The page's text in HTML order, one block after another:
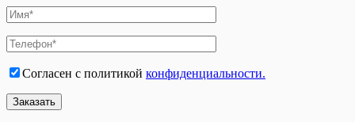
Согласен с политикой конфиденциальности.